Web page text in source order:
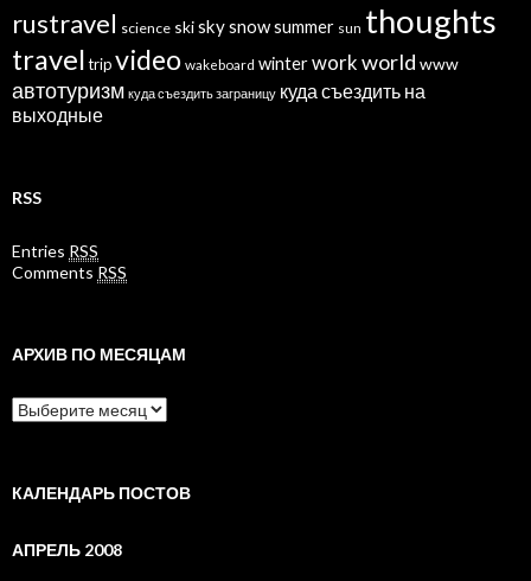
rustravel science skiskysnowsummer sun thoughts
travel tripvideo wakeboard winterwork world www
автотуризм куда съездить заграницу куда съездить на
выходные
RSS
Entries RSS
Comments RSS
АРХИВ ПО МЕСЯЦАМ
Архив
по
КАЛЕНДАРЬ ПОСТОВ
АПРЕЛЬ 2008